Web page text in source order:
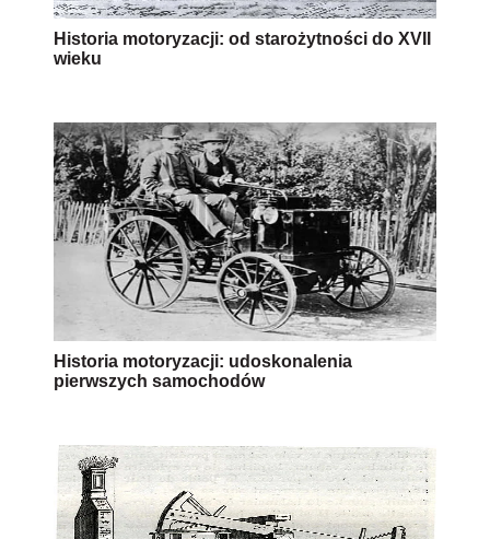
Historia motoryzacji: od starożytności do XVII
wieku
Historia motoryzacji: udoskonalenia
pierwszych samochodów